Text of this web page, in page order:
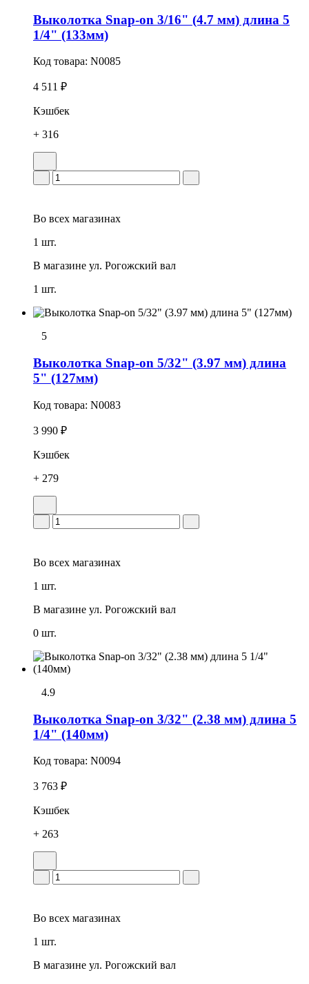
Выколотка Snap-on 3/16" (4.7 мм) длина 5
1/4" (133мм)
Код товара: N0085
4 511 ₽
Кэшбек
+ 316
Во всех магазинах
1 шт.
В магазине ул. Рогожский вал
1 шт.
5
Выколотка Snap-on 5/32" (3.97 мм) длина
5" (127мм)
Код товара: N0083
3 990 ₽
Кэшбек
+ 279
Во всех магазинах
1 шт.
В магазине ул. Рогожский вал
0 шт.
4.9
Выколотка Snap-on 3/32" (2.38 мм) длина 5
1/4" (140мм)
Код товара: N0094
3 763 ₽
Кэшбек
+ 263
Во всех магазинах
1 шт.
В магазине ул. Рогожский вал